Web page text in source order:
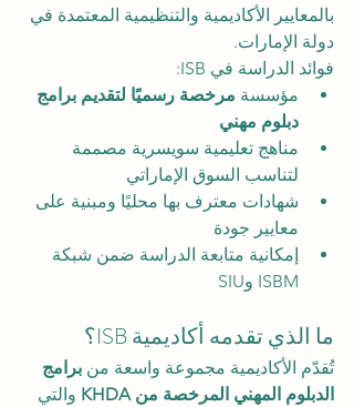
بالمعايير الأكاديمية والتنظيمية المعتمدة في
دولة الإمارات.
فوائد الدراسة في ISB:
مؤسسة مرخصة رسميًا لتقديم برامج
دبلوم مهني
مناهج تعليمية سويسرية مصممة
لتناسب السوق الإماراتي
شهادات معترف بها محليًا ومبنية على
معايير جودة
إمكانية متابعة الدراسة ضمن شبكة
ISBM وSIU
ما الذي تقدمه أكاديمية ISB؟
تُقدّم الأكاديمية مجموعة واسعة من برامج
الدبلوم المهني المرخصة من KHDA
والتي